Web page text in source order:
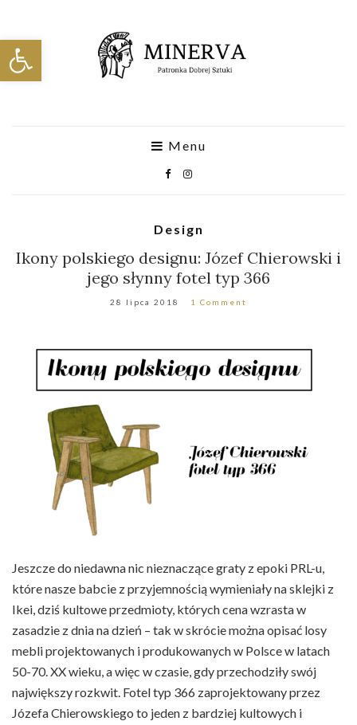
Otwórz pasek narzędzi
Menu
Design
Ikony polskiego designu: Józef Chierowski i
jego słynny fotel typ 366
28 lipca 2018 1 Comment
Jeszcze do niedawna nic nieznaczące graty z epoki PRL-u,
które nasze babcie z przyjemnością wymieniały na sklejki z
Ikei, dziś kultowe przedmioty, których cena wzrasta w
zasadzie z dnia na dzień – tak w skrócie można opisać losy
mebli projektowanych i produkowanych w Polsce w latach
50-70. XX wieku, a więc w czasie, gdy przechodziły swój
największy rozkwit. Fotel typ 366 zaprojektowany przez
Józefa Chierowskiego to jeden z bardziej kultowych i